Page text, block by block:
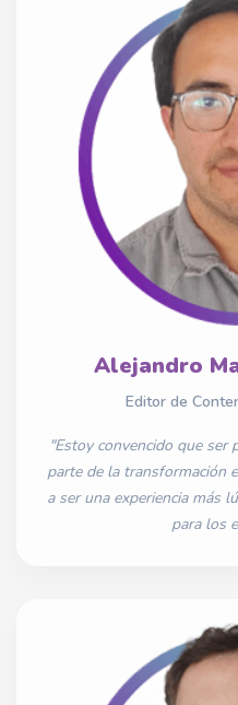
Alejandro
Editor de
"Estoy convencido que ser
parte de la transformación
a ser una experiencia más
para los